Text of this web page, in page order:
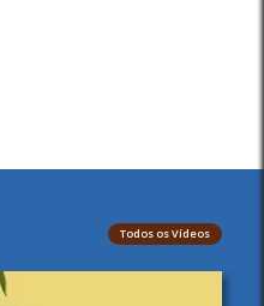
Todos os Vídeos